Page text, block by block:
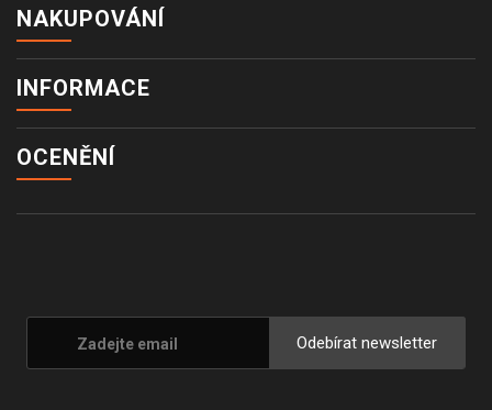
NAKUPOVÁNÍ
INFORMACE
OCENĚNÍ
Odebírat newsletter